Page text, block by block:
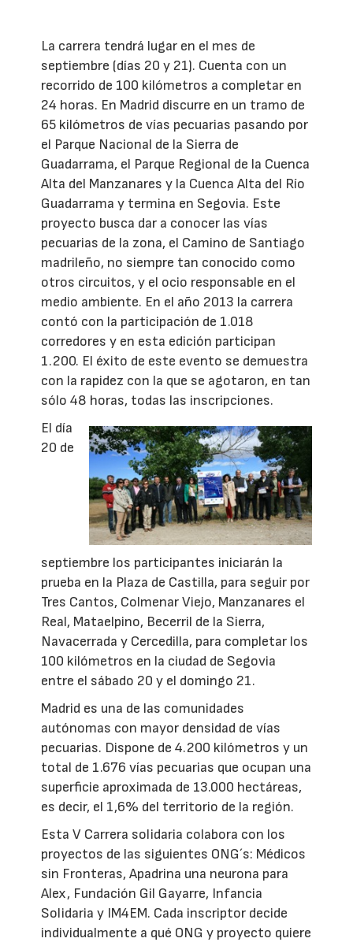
La carrera tendrá lugar en el mes de
septiembre (días 20 y 21). Cuenta con un
recorrido de 100 kilómetros a completar en
24 horas. En Madrid discurre en un tramo de
65 kilómetros de vías pecuarias pasando por
el Parque Nacional de la Sierra de
Guadarrama, el Parque Regional de la Cuenca
Alta del Manzanares y la Cuenca Alta del Río
Guadarrama y termina en Segovia. Este
proyecto busca dar a conocer las vías
pecuarias de la zona, el Camino de Santiago
madrileño, no siempre tan conocido como
otros circuitos, y el ocio responsable en el
medio ambiente. En el año 2013 la carrera
contó con la participación de 1.018
corredores y en esta edición participan
1.200. El éxito de este evento se demuestra
con la rapidez con la que se agotaron, en tan
sólo 48 horas, todas las inscripciones.
El día
20 de
septiembre los participantes iniciarán la
prueba en la Plaza de Castilla, para seguir por
Tres Cantos, Colmenar Viejo, Manzanares el
Real, Mataelpino, Becerril de la Sierra,
Navacerrada y Cercedilla, para completar los
100 kilómetros en la ciudad de Segovia
entre el sábado 20 y el domingo 21.
Madrid es una de las comunidades
autónomas con mayor densidad de vías
pecuarias. Dispone de 4.200 kilómetros y un
total de 1.676 vías pecuarias que ocupan una
superficie aproximada de 13.000 hectáreas,
es decir, el 1,6% del territorio de la región.
Esta V Carrera solidaria colabora con los
proyectos de las siguientes ONG´s: Médicos
sin Fronteras, Apadrina una neurona para
Alex, Fundación Gil Gayarre, Infancia
Solidaria y IM4EM. Cada inscriptor decide
individualmente a qué ONG y proyecto quiere